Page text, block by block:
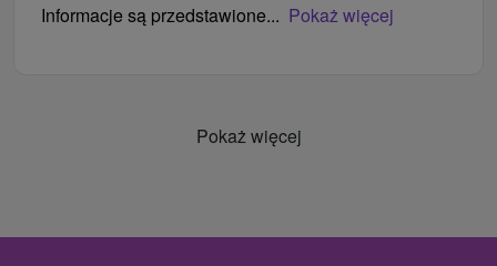
Informacje są przedstawione... Pokaż więcej
Pokaż więcej